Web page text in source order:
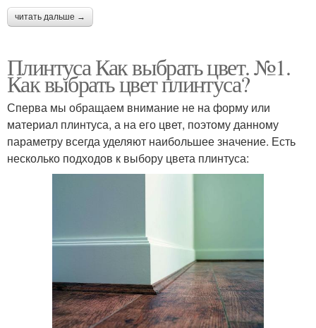
читать дальше →
Плинтуса Как выбрать цвет. №1.
Как выбрать цвет плинтуса?
Сперва мы обращаем внимание не на форму или
материал плинтуса, а на его цвет, поэтому данному
параметру всегда уделяют наибольшее значение. Есть
несколько подходов к выбору цвета плинтуса: